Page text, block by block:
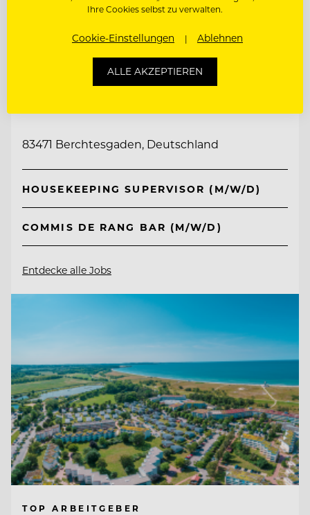
TOP ARBEITGEBER
83471 Berchtesgaden, Deutschland
HOUSEKEEPING SUPERVISOR (M/W/D)
COMMIS DE RANG BAR (M/W/D)
Entdecke alle Jobs
TOP ARBEITGEBER
Ihre Cookies selbst zu verwalten.
Cookie-Einstellungen Ablehnen
ALLE AKZEPTIEREN